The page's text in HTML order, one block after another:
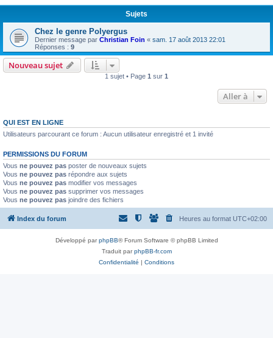
Sujets
Chez le genre Polyergus
Dernier message par Christian Foin « sam. 17 août 2013 22:01
Réponses : 9
Nouveau sujet
1 sujet • Page 1 sur 1
Aller à
QUI EST EN LIGNE
Utilisateurs parcourant ce forum : Aucun utilisateur enregistré et 1 invité
PERMISSIONS DU FORUM
Vous ne pouvez pas poster de nouveaux sujets
Vous ne pouvez pas répondre aux sujets
Vous ne pouvez pas modifier vos messages
Vous ne pouvez pas supprimer vos messages
Vous ne pouvez pas joindre des fichiers
Index du forum Heures au format UTC+02:00
Développé parphpBB® Forum Software © phpBB Limited
Traduit parphpBB-fr.com
Confidentialité | Conditions